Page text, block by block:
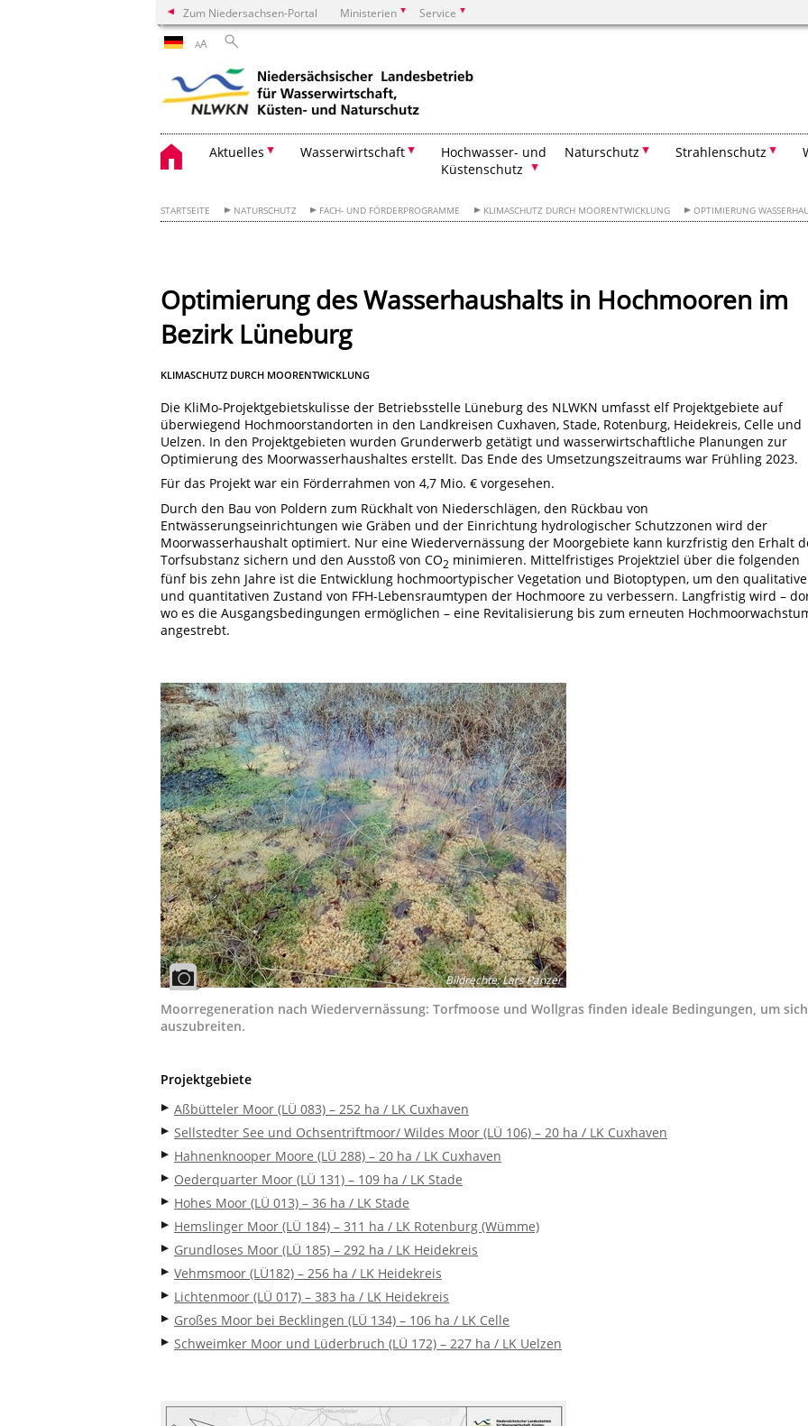
Zum Niedersachsen-Portal Ministerien Service
AA
Aktuelles Wasserwirtschaft
Hochwasser- und
Küstenschutz
Naturschutz Strahlenschutz
STARTSEITE NATURSCHUTZ FACH- UND FÖRDERPROGRAMME KLIMASCHUTZ DURCH MOORENTWICKLUNG OPTIMIERUNG
Optimierung des Wasserhaushalts in Hochmooren im
Bezirk Lüneburg
KLIMASCHUTZ DURCH MOORENTWICKLUNG
Die KliMo-Projektgebietskulisse der Betriebsstelle Lüneburg des NLWKN umfasst elf Projektgebiete auf
überwiegend Hochmoorstandorten in den Landkreisen Cuxhaven, Stade, Rotenburg, Heidekreis, Celle und
Uelzen. In den Projektgebieten wurden Grunderwerb getätigt und wasserwirtschaftliche Planungen zur
Optimierung des Moorwasserhaushaltes erstellt. Das Ende des Umsetzungszeitraums war Frühling 2023.
Für das Projekt war ein Förderrahmen von 4,7 Mio. € vorgesehen.
Durch den Bau von Poldern zum Rückhalt von Niederschlägen, den Rückbau von
Entwässerungseinrichtungen wie Gräben und der Einrichtung hydrologischer Schutzzonen wird der
Moorwasserhaushalt optimiert. Nur eine Wiedervernässung der Moorgebiete kann kurzfristig den Erhalt
Torfsubstanz sichern und den Ausstoß von CO2 minimieren. Mittelfristiges Projektziel über die folgenden
fünf bis zehn Jahre ist die Entwicklung hochmoortypischer Vegetation und Biotoptypen, um den
und quantitativen Zustand von FFH-Lebensraumtypen der Hochmoore zu verbessern. Langfristig wird –
wo es die Ausgangsbedingungen ermöglichen – eine Revitalisierung bis zum erneuten
angestrebt.
Bildrechte:Lars Panzer
Moorregeneration nach Wiedervernässung: Torfmoose und Wollgras finden ideale Bedingungen, um sich
auszubreiten.
Projektgebiete
Aßbütteler Moor (LÜ 083) – 252 ha / LK Cuxhaven
Sellstedter See und Ochsentriftmoor/ Wildes Moor (LÜ 106) – 20 ha / LK Cuxhaven
Hahnenknooper Moore (LÜ 288) – 20 ha / LK Cuxhaven
Oederquarter Moor (LÜ 131) – 109 ha / LK Stade
Hohes Moor (LÜ 013) – 36 ha / LK Stade
Hemslinger Moor (LÜ 184) – 311 ha / LK Rotenburg (Wümme)
Grundloses Moor (LÜ 185) – 292 ha / LK Heidekreis
Vehmsmoor (LÜ182) – 256 ha / LK Heidekreis
Lichtenmoor (LÜ 017) – 383 ha / LK Heidekreis
Großes Moor bei Becklingen (LÜ 134) – 106 ha / LK Celle
Schweimker Moor und Lüderbruch (LÜ 172) – 227 ha / LK Uelzen